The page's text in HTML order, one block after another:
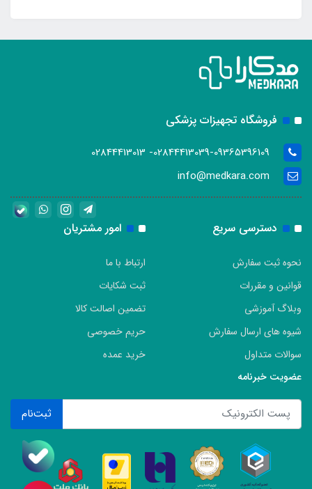
فروشگاه تجهیزات پزشکی
02844413039-09365396109- 02844413013
info@medkara.com
دسترسی سریع
نحوه ثبت سفارش
قوانین و مقررات
وبلاگ آموزشی
شیوه های ارسال سفارش
سوالات متداول
امور مشتریان
ارتباط با ما
ثبت شکایات
تضمین اصالت کالا
حریم خصوصی
خرید عمده
عضویت خبرنامه
ثبت‌نام